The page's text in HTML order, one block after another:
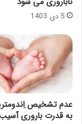
5 دی 1403
عدم تشخیص
به قدرت باروری